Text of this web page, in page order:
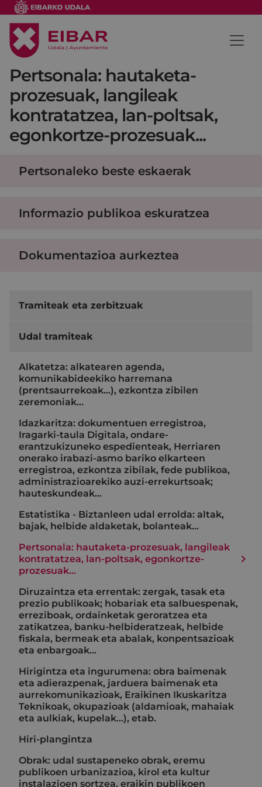
Pertsonala: hautaketa-
prozesuak, langileak
kontratatzea, lan-poltsak,
egonkortze-prozesuak...
Pertsonaleko beste eskaerak
Informazio publikoa eskuratzea
Dokumentazioa aurkeztea
Tramiteak eta zerbitzuak
Udal tramiteak
Alkatetza: alkatearen agenda,
komunikabideekiko harremana
(prentsaurrekoak...), ezkontza zibilen
zeremoniak…
Idazkaritza: dokumentuen erregistroa,
Iragarki-taula Digitala, ondare-
erantzukizuneko espedienteak, Herriaren
onerako irabazi-asmo bariko elkarteen
erregistroa, ezkontza zibilak, fede publikoa,
administrazioarekiko auzi-errekurtsoak;
hauteskundeak…
Estatistika - Biztanleen udal errolda: altak,
bajak, helbide aldaketak, bolanteak...
Pertsonala: hautaketa-prozesuak, langileak
kontratatzea, lan-poltsak, egonkortze-
prozesuak...
Diruzaintza eta errentak: zergak, tasak eta
prezio publikoak; hobariak eta salbuespenak,
erreziboak, ordainketak geroratzea eta
zatikatzea, banku-helbideratzeak, helbide
fiskala, bermeak eta abalak, konpentsazioak
eta enbargoak…
Hirigintza eta ingurumena: obra baimenak
eta adierazpenak, jarduera baimenak eta
aurrekomunikazioak, Eraikinen Ikuskaritza
Teknikoak, okupazioak (aldamioak, mahaiak
eta aulkiak, kupelak...), etab.
Hiri-plangintza
Obrak: udal sustapeneko obrak, eremu
publikoen urbanizazioa, kirol eta kultur
instalazioen sortzea, eraikin publikoen